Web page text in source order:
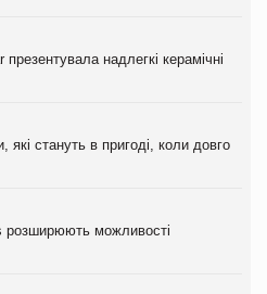
надлегкі керамічні
які стануть в пригоді, коли довго
розширюють можливості